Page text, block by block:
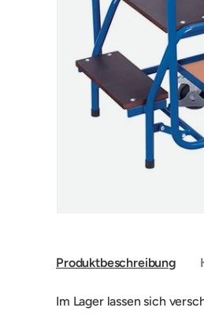
Produktbeschreibung
Im Lager lassen sich